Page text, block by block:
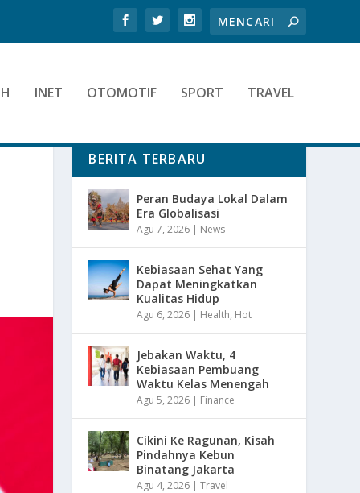
INET OTOMOTIF SPORT TRAVEL
BERITA TERBARU
Peran Budaya Lokal Dalam
Era Globalisasi
Agu 7, 2026 | News
Kebiasaan Sehat Yang
Dapat Meningkatkan
Kualitas Hidup
Agu 6, 2026 | Health, Hot
Jebakan Waktu, 4
Kebiasaan Pembuang
Waktu Kelas Menengah
Agu 5, 2026 | Finance
Cikini Ke Ragunan, Kisah
Pindahnya Kebun
Binatang Jakarta
Agu 4, 2026 |Travel